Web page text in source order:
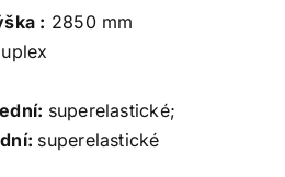
: 2850 mm
superelastické;
superelastické